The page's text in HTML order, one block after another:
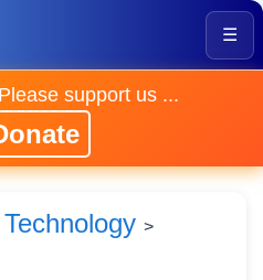
☰
support us ...
>